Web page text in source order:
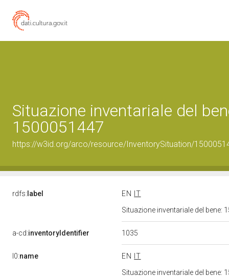
Situazione inventariale del
1500051447
https://w3id.org/arco/resource/InventorySituation/
rdfs: label EN
IT
Situazione inventariale del bene:
a-cd:inventoryIdentifier 1035
l0:name EN
IT
Situazione inventariale del bene: